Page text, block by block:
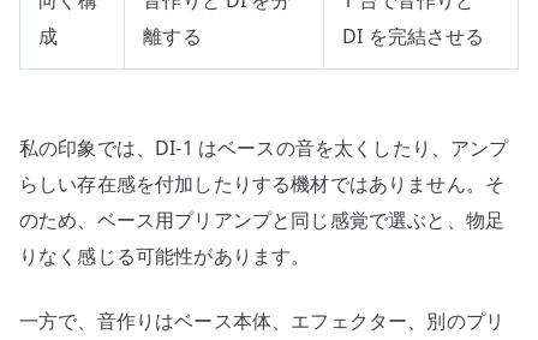
成
離する
DI を完結させる
私の印象では、DI-1 はベースの音を太くしたり、アンプ
らしい存在感を付加したりする機材ではありません。そ
のため、ベース用プリアンプと同じ感覚で選ぶと、物足
りなく感じる可能性があります。
一方で、音作りはベース本体、エフェクター、別のプリ